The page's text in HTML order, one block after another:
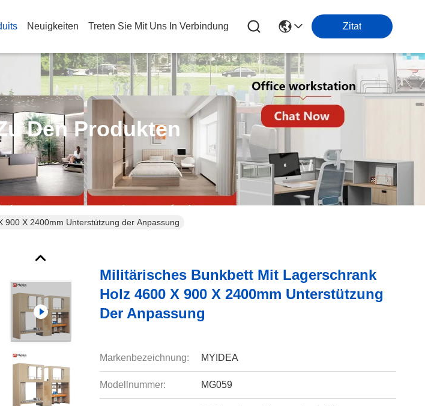
Neuigkeiten Treten Sie Mit Uns In Verbindung Zitat
Den Produkten
900 X 2400mm Unterstützung der Anpassung
Militärisches Bunkbett Mit Lagerschrank
Holz 4600 X 900 X 2400mm Unterstützung
Der Anpassung
Markenbezeichnung: MYIDEA
Modellnummer: MG059